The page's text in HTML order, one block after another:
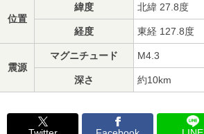
位置
緯度 北緯 27.8度
経度 東経 127.8度
震源
マグニチュード M4.3
深さ 約10km